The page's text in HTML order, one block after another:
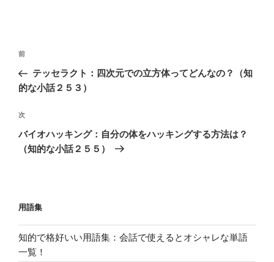
投
ナ
ゲ
ー
シ
過
去
の
稿
前
テッセラクト：四次元での立方体ってどんなの？（知
的な小話２５３）
次
の
投
次
バイオハッキング：自分の体をハッキングする方法は？
（知的な小話２５５）
用語集
知的で格好いい用語集：会話で使えるとオシャレな単語
一覧！